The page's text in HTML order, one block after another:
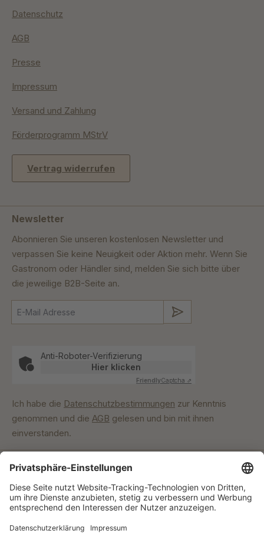
Datenschutz
AGB
Presse
Impressum
Versand und Zahlung
Förderprogramm MStrV
Vertrag widerrufen
Newsletter
Abonnieren Sie unseren kostenlosen Newsletter und
verpassen Sie keine Neuigkeit oder Aktion mehr. Wenn Sie
Gastronom oder Händler sind, melden Sie sich bitte über
die jeweilige B2B-Seite an.
Anti-Roboter-Verifizierung
Hier klicken
FriendlyCaptcha ⇗
Ich habe die Datenschutzbestimmungen zur Kenntnis
genommen und die AGB gelesen und bin mit ihnen
einverstanden.